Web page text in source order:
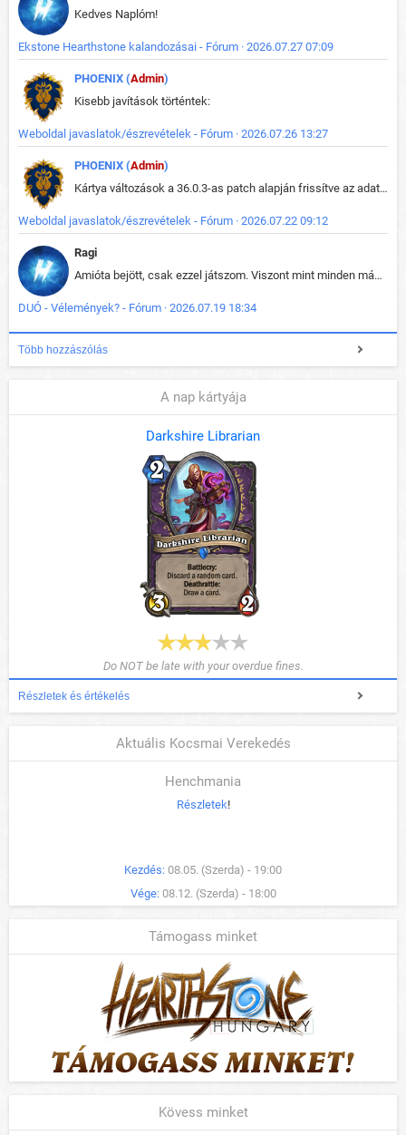
Kedves Naplóm!
Ekstone Hearthstone kalandozásai - Fórum · 2026.07.27 07:09
PHOENIX (Admin)
Kisebb javítások történtek:
Weboldal javaslatok/észrevételek - Fórum · 2026.07.26 13:27
PHOENIX (Admin)
Kártya változások a 36.0.3-as patch alapján frissítve az adatbázisban (képek is cserélve).
Weboldal javaslatok/észrevételek - Fórum · 2026.07.22 09:12
Ragi
Amióta bejött, csak ezzel játszom. Viszont mint minden más - akár az alapjáték is, ez is baromira összetett lett. Néha már pár kör után is esélytelen az egész. Vagy irreállisan túltápol valaki, vagy lelép a partner, vagy csak hülye mint a segg. És amikor eljönne az én időm, na akkor jön el mindenki másé is. Engem jobban érdekelne, hogy ki milyen ratingen szokott játszani. Na ez lenne egy érdekes adat.
DUÓ - Vélemények? - Fórum · 2026.07.19 18:34
Több hozzászólás
A nap kártyája
Darkshire Librarian
Do NOT be late with your overdue fines.
Részletek és értékelés
Aktuális Kocsmai Verekedés
Henchmania
Részletek!
Kezdés: 08.05. (Szerda) - 19:00
Vége: 08.12. (Szerda) - 18:00
Támogass minket
Kövess minket